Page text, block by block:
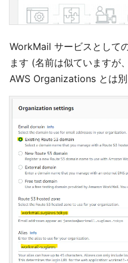
WorkMail サービスとして
ます (名前は似ていますが
AWS Organizations とは